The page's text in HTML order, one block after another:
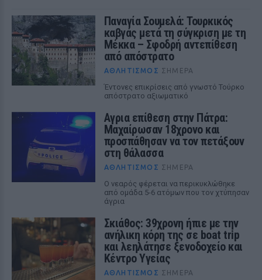
Παναγία Σουμελά: Τουρκικός
καβγάς μετά τη σύγκριση με τη
Μέκκα – Σφοδρή αντεπίθεση
από απόστρατο
ΑΘΛΗΤΙΣΜΌΣ ΣΉΜΕΡΑ
Έντονες επικρίσεις από γνωστό Τούρκο
απόστρατο αξιωματικό
Αγρια επίθεση στην Πάτρα:
Μαχαίρωσαν 18χρονο και
προσπάθησαν να τον πετάξουν
στη θάλασσα
ΑΘΛΗΤΙΣΜΌΣ ΣΉΜΕΡΑ
Ο νεαρός φέρεται να περικυκλώθηκε
από ομάδα 5-6 ατόμων που τον χτύπησαν
άγρια
Σκιάθος: 39χρονη ήπιε με την
ανήλικη κόρη της σε boat trip
και λεηλάτησε ξενοδοχείο και
Κέντρο Υγείας
ΑΘΛΗΤΙΣΜΌΣ ΣΉΜΕΡΑ